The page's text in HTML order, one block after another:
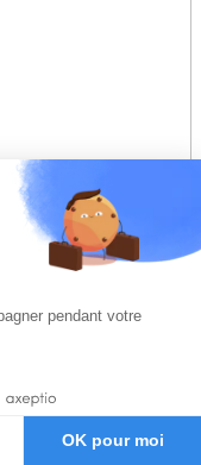
pendant votre
OK pour moi